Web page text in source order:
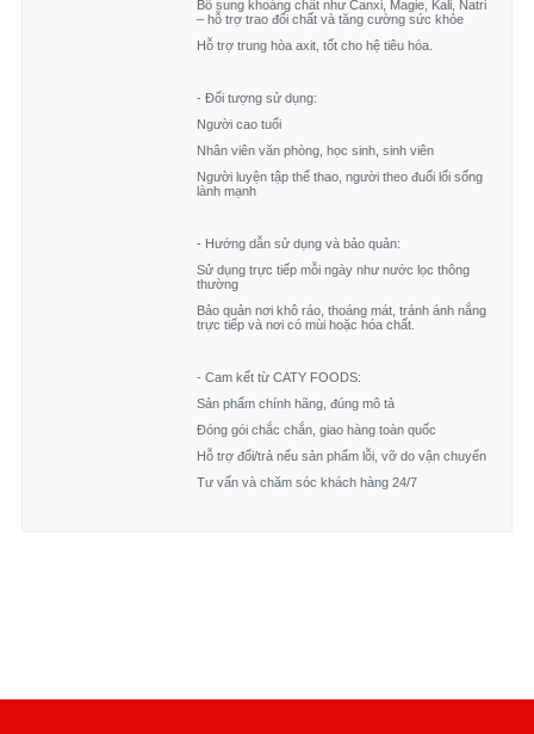
và khoáng chất, giúp dễ tiêu hóa và tăng cường
ráo, thoáng mát Tránh ánh nắng trực tiếp Hạn sử
dụng: 12 tháng Xuất xứ: Việt Nam
Bổ sung khoáng chất như Canxi, Magie, Kali, Natri
– hỗ trợ trao đổi chất và tăng cường sức khỏe
Hỗ trợ trung hòa axit, tốt cho hệ tiêu hóa.
- Đối tượng sử dụng:
Người cao tuổi
Nhân viên văn phòng, học sinh, sinh viên
Người luyện tập thể thao, người theo đuổi lối sống
lành mạnh
- Hướng dẫn sử dụng và bảo quản:
Sử dụng trực tiếp mỗi ngày như nước lọc thông
thường
Bảo quản nơi khô ráo, thoáng mát, tránh ánh nắng
trực tiếp và nơi có mùi hoặc hóa chất.
- Cam kết từ CATY FOODS:
Sản phẩm chính hãng, đúng mô tả
Đóng gói chắc chắn, giao hàng toàn quốc
Hỗ trợ đổi/trả nếu sản phẩm lỗi, vỡ do vận chuyển
Tư vấn và chăm sóc khách hàng 24/7